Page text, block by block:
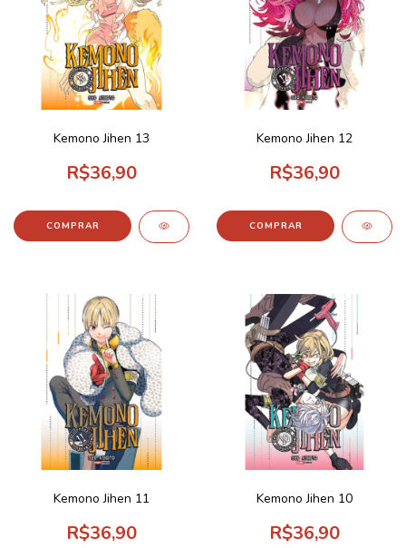
Kemono Jihen 13
R$36,90
Kemono Jihen 12
R$36,90
Kemono Jihen 11
R$36,90
Kemono Jihen 10
R$36,90